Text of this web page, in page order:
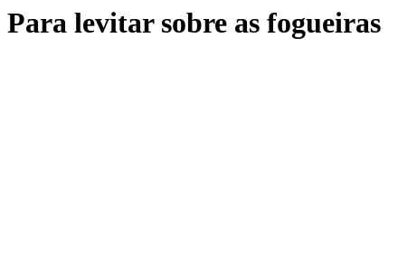
Para levitar sobre as fogueiras